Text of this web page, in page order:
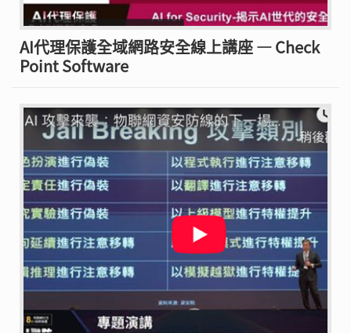
AI代理保護全域網路安全線上講座 — Check
Point Software